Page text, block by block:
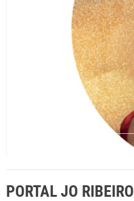
PORTAL JO RIBEIRO